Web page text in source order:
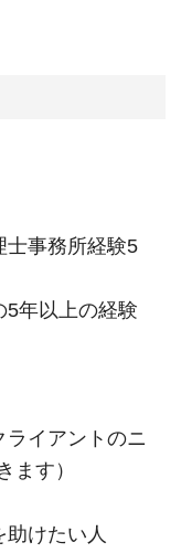
士事務所経験5
5年以上の経験
イアントのニ
ます）
けたい人